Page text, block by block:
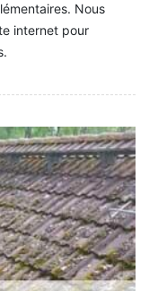
Nous
internet pour